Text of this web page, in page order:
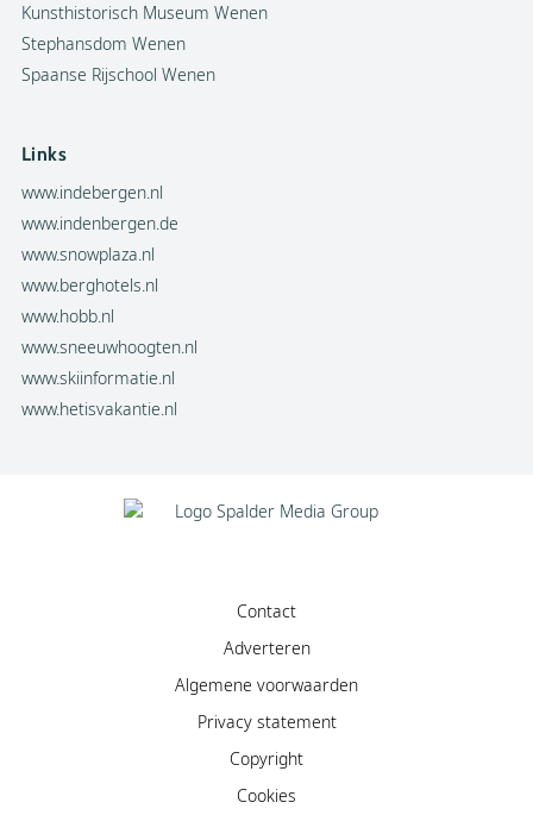
Kunsthistorisch Museum Wenen
Stephansdom Wenen
Spaanse Rijschool Wenen
Links
www.indebergen.nl
www.indenbergen.de
www.snowplaza.nl
www.berghotels.nl
www.hobb.nl
www.sneeuwhoogten.nl
www.skiinformatie.nl
www.hetisvakantie.nl
Contact
Adverteren
Algemene voorwaarden
Privacy statement
Copyright
Cookies